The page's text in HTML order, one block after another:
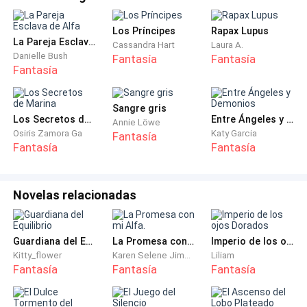
aire frio de la noche afectaba cada vez más mis
sentidos. El alcohol, pensé.
—Sí, lo hiciste. Y no vas a ningún lado— él respondió.
Sentí la ira empezar a fluir. Que se creía este tipo.
Empecé a girar sobre mi peso para regresar al carro,
cuando él agarro mi muñeca.
—¡¿Que haces?!—grité, perdiendo la paciencia. El tipo
de haberla cogido. Se quedó callado por un segundo y
pensé en golpearlo si hacía algo estúpido de nuevo.
—Lo siento, pero estas borracha. Déjame llevarte a tu
casa.—dijó el mientras metía las manos en sus
bolsillos. Debía estar loco si creía que me iba a subir a
su auto hasta mi casa. Pareció leer mi mente, porque
La Pareja Esclava de Alfa
Danielle Bush
Fantasía
Los Príncipes
Cassandra Hart
Fantasía
Rapax Lupus
Laura A.
Fantasía
Los Secretos de Marina
Osiris Zamora Ga
Fantasía
Sangre gris
Annie Löwe
Fantasía
Entre Ángeles y Demonios
Katy Garcia
Fantasía
Novelas relacionadas
Guardiana del Equilibrio
Kitty_flower
Fantasía
La Promesa con mi Alfa.
Fantasía
Imperio de los ojos Dorados
Liliam
Fantasía